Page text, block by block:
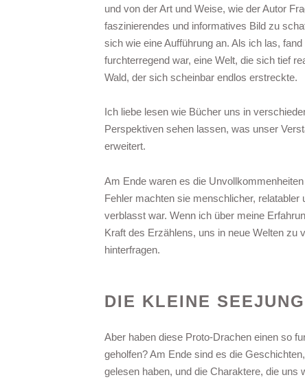
und von der Art und Weise, wie der Autor
faszinierendes und informatives Bild zu
sich wie eine Aufführung an. Als ich las,
furchterregend war, eine Welt, die sich tief
Wald, der sich scheinbar endlos erstreckte.
Ich liebe lesen wie Bücher uns in
Perspektiven sehen lassen, was unser
erweitert.
Am Ende waren es die
Fehler machten sie menschlicher,
verblasst war. Wenn ich über meine
Kraft des Erzählens, uns in neue Welten zu
hinterfragen.
DIE KLEINE
Aber haben diese Proto-Drachen einen so
geholfen? Am Ende sind es die
gelesen haben, und die Charaktere, die uns